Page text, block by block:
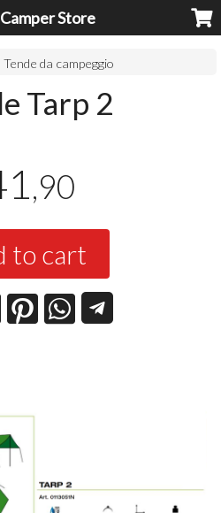
Store
Tende da campeggio
Tarp 2
,90
to cart